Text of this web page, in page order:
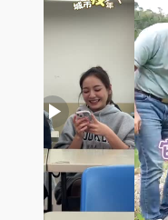
play_arrow